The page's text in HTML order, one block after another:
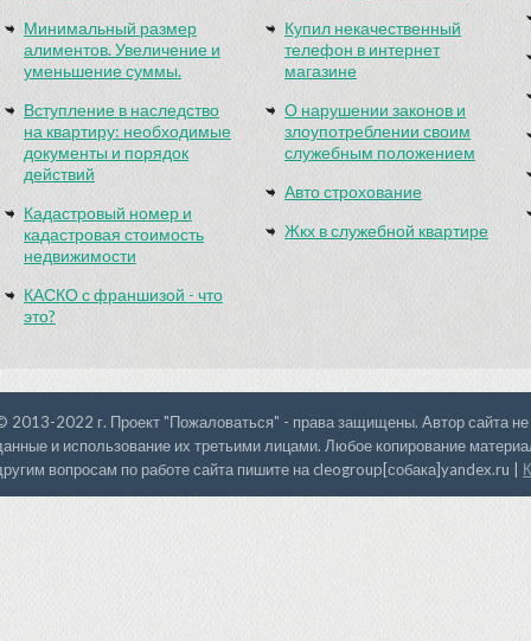
Минимальный размер
алиментов. Увеличение и
уменьшение суммы.
Вступление в наследство
на квартиру: необходимые
документы и порядок
действий
Кадастровый номер и
кадастровая стоимость
недвижимости
КАСКО с франшизой - что
это?
Купил некачественный
телефон в интернет
магазине
О нарушении законов и
злоупотреблении своим
служебным положением
Авто строхование
Жкх в служебной квартире
2013-2022 г. Проект "Пожаловаться" - права защищены. Автор сайта не
и использование их третьими лицами. Любое копирование
вопросам по работе сайта пишите на cleogroup[собака]yandex.ru |